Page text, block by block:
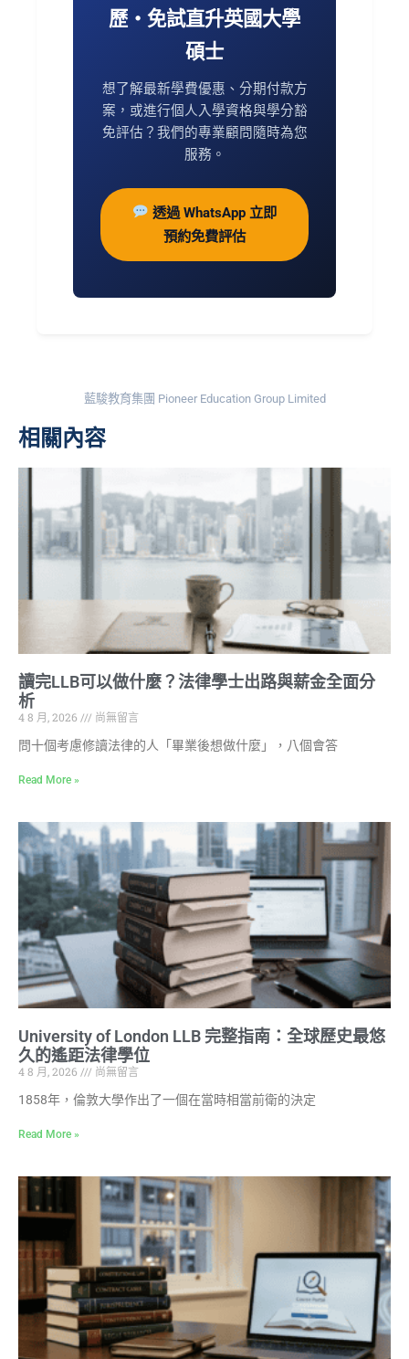
歷・免試直升英國大學
碩士
想了解最新學費優惠、分期付款方
案，或進行個人入學資格與學分豁
免評估？我們的專業顧問隨時為您
服務。
透過 WhatsApp 立即
預約免費評估
藍駿教育集團 Pioneer Education Group Limited
相關內容
讀完LLB可以做什麼？法律學士出路與薪金全面分
析
4 8 月, 2026
尚無留言
問十個考慮修讀法律的人「畢業後想做什麼」，八個會答
Read More »
University of London LLB 完整指南：全球歷史最悠
久的遙距法律學位
4 8 月, 2026
尚無留言
1858年，倫敦大學作出了一個在當時相當前衛的決定
Read More »